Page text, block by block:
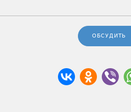
ОБСУДИТЬ